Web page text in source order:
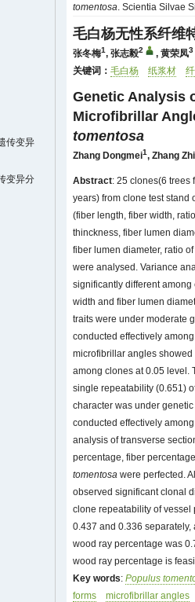
传变异
变异分
tomentosa. Scientia Silvae
毛白杨无性系纤维
张冬梅1, 张志毅2 , 黄荣凤3
关键词： 毛白杨 纸浆材
Genetic Analysis
Microfibrillar
tomentosa
Zhang Dongmei1, Zhang
Abstract: 25 clones(6 trees
years) from clone test stand
(fiber length, fiber width,
thinckness, fiber lumen
fiber lumen diameter, ratio
were analysed. Variance
significantly different
width and fiber lumen
traits were under moderate
conducted effectively
microfibrillar angles
among clones at 0.05 level.
single repeatability (0.651)
character was under
conducted effectively
analysis of transverse
percentage, fiber
tomentosa were perfected.
observed significant clonal
clone repeatability of
0.437 and 0.336
wood ray percentage was
wood ray percentage is
Key words: Populus
forms
microfibrillar angles